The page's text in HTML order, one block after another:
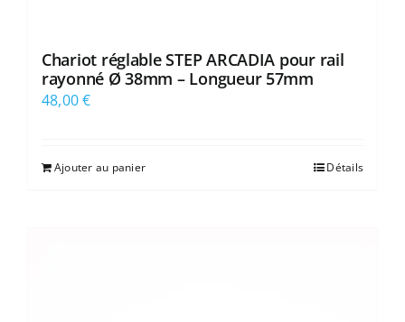
Chariot réglable STEP ARCADIA pour rail
rayonné Ø 38mm – Longueur 57mm
48,00€
Ajouter au panier Détails